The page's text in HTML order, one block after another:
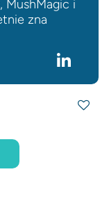
MushMagic i
zna